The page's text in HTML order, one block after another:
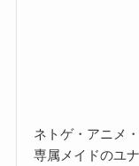
ネトゲ・アニメ
専属メイドのユ